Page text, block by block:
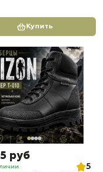
Купить
руб
5